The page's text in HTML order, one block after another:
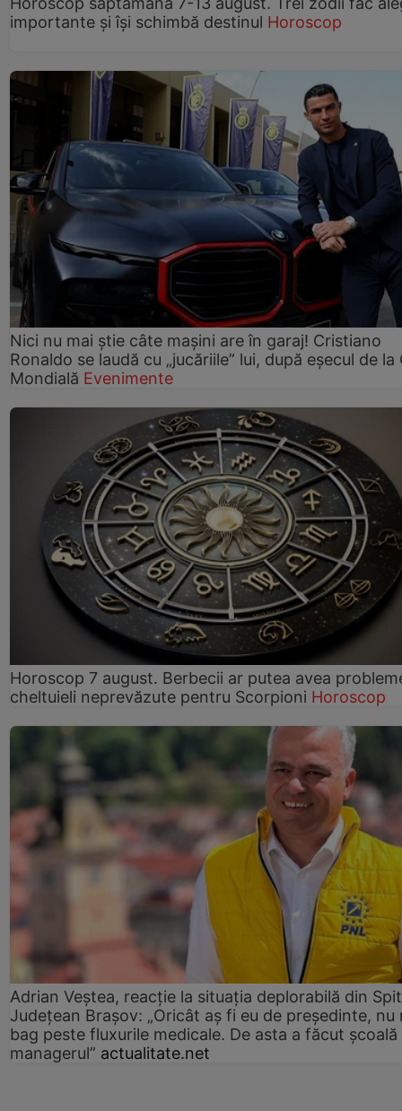
importante și își schimbă destinul Horoscop
Nici nu mai știe câte mașini are în garaj! Cristiano
Ronaldo se laudă cu „jucăriile” lui, după eșecul de la
Mondială Evenimente
Horoscop 7 august. Berbecii ar putea avea
cheltuieli neprevăzute pentru Scorpioni Horoscop
Adrian Veștea, reacție la situația deplorabilă din
Județean Brașov: „Oricât aș fi eu de președinte, nu
bag peste fluxurile medicale. De asta a făcut școală
managerul” actualitate.net